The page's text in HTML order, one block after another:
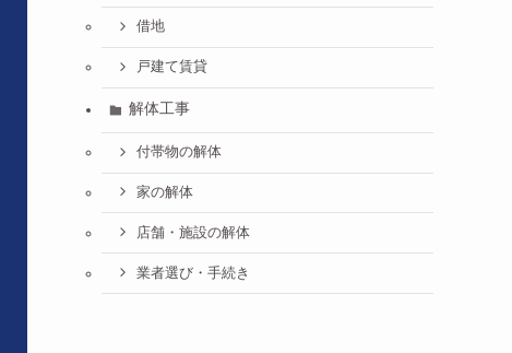
借地
戸建て賃貸
解体工事
付帯物の解体
家の解体
店舗・施設の解体
業者選び・手続き